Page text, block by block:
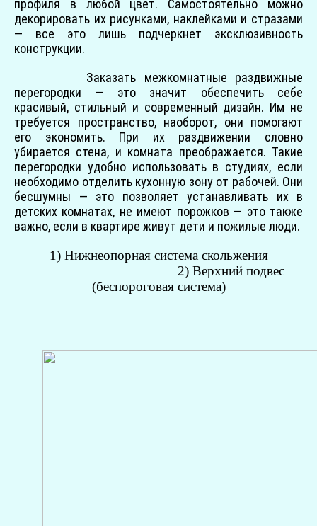
профиля в любой цвет. Самостоятельно можно
декорировать их рисунками, наклейками и стразами
— все это лишь подчеркнет эксклюзивность
конструкции.
Заказать межкомнатные раздвижные
перегородки — это значит обеспечить себе
красивый, стильный и современный дизайн. Им не
требуется пространство, наоборот, они помогают
его экономить. При их раздвижении словно
убирается стена, и комната преображается. Такие
перегородки удобно использовать в студиях, если
необходимо отделить кухонную зону от рабочей. Они
бесшумны — это позволяет устанавливать их в
детских комнатах, не имеют порожков — это также
важно, если в квартире живут дети и пожилые люди.
1) Нижнеопорная система скольжения
2) Верхний подвес
(беспороговая система)